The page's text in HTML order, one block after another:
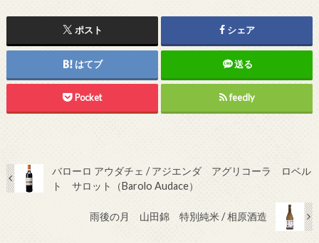
ポスト シェア
はてブ 送る
Pocket feedly
バローロ アウダチェ / アジエンダ アグリコーラ ロベル
ト サロット（Barolo Audace）
雨後の月 山田錦 特別純米 / 相原酒造